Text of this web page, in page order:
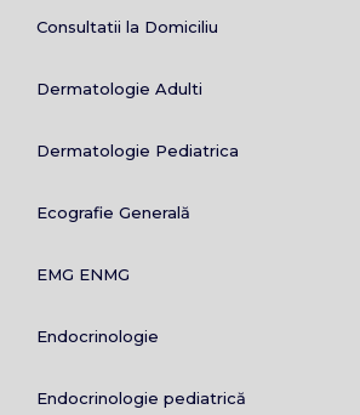
Consultatii la Domiciliu
Dermatologie Adulti
Dermatologie Pediatrica
Ecografie Generală
EMG ENMG
Endocrinologie
Endocrinologie pediatrică